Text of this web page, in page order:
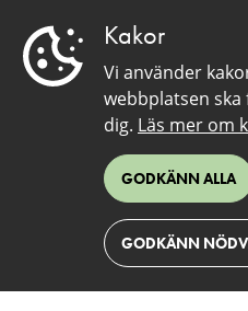
Kakor
Vi använder
webbplatsen
dig. Läs mer om
GODKÄNN ALLA
GODKÄNN